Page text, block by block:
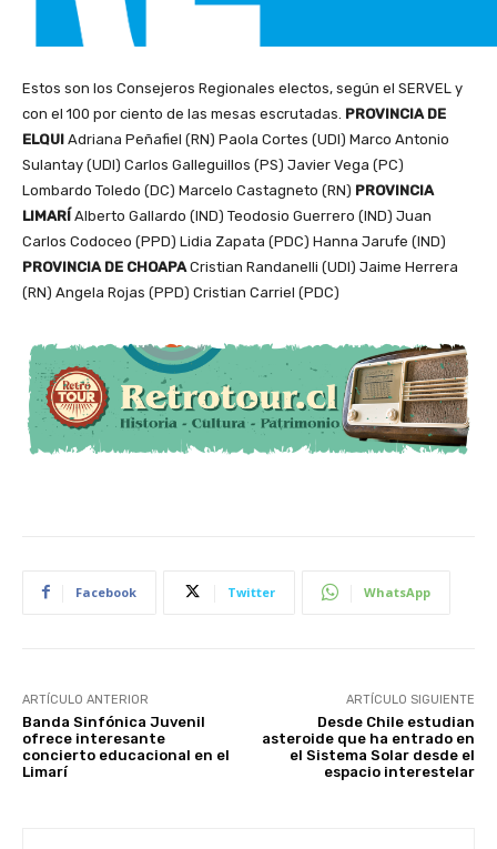
Estos son los Consejeros Regionales electos, según el SERVEL y
con el 100 por ciento de las mesas escrutadas. PROVINCIA DE
ELQUI Adriana Peñafiel (RN) Paola Cortes (UDI) Marco Antonio
Sulantay (UDI) Carlos Galleguillos (PS) Javier Vega (PC)
Lombardo Toledo (DC) Marcelo Castagneto (RN) PROVINCIA
LIMARÍ Alberto Gallardo (IND) Teodosio Guerrero (IND) Juan
Carlos Codoceo (PPD) Lidia Zapata (PDC) Hanna Jarufe (IND)
PROVINCIA DE CHOAPACristian Randanelli (UDI) Jaime Herrera
(RN) Angela Rojas (PPD) Cristian Carriel (PDC)
Facebook Twitter WhatsApp
ARTÍCULO ANTERIOR
Banda Sinfónica Juvenil
ofrece interesante
concierto educacional en el
Limarí
ARTÍCULO SIGUIENTE
Desde Chile estudian
asteroide que ha entrado en
el Sistema Solar desde el
espacio interestelar